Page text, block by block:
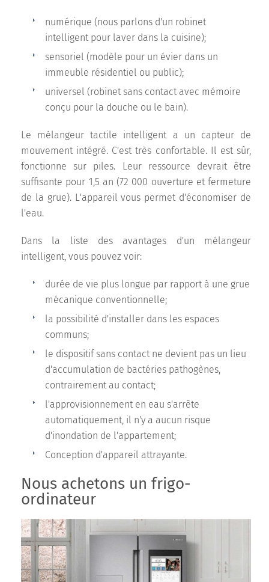
numérique (nous parlons d'un robinet
intelligent pour laver dans la cuisine);
sensoriel (modèle pour un évier dans un
immeuble résidentiel ou public);
universel (robinet sans contact avec mémoire
conçu pour la douche ou le bain).
Le mélangeur tactile intelligent a un capteur de
mouvement intégré. C'est très confortable. Il est sûr,
fonctionne sur piles. Leur ressource devrait être
suffisante pour 1,5 an (72 000 ouverture et fermeture
de la grue). L'appareil vous permet d'économiser de
l'eau.
Dans la liste des avantages d'un mélangeur
intelligent, vous pouvez voir:
durée de vie plus longue par rapport à une grue
mécanique conventionnelle;
la possibilité d'installer dans les espaces
communs;
le dispositif sans contact ne devient pas un lieu
d'accumulation de bactéries pathogènes,
contrairement au contact;
l'approvisionnement en eau s'arrête
automatiquement, il n'y a aucun risque
d'inondation de l'appartement;
Conception d'appareil attrayante.
Nous achetons un frigo-
ordinateur